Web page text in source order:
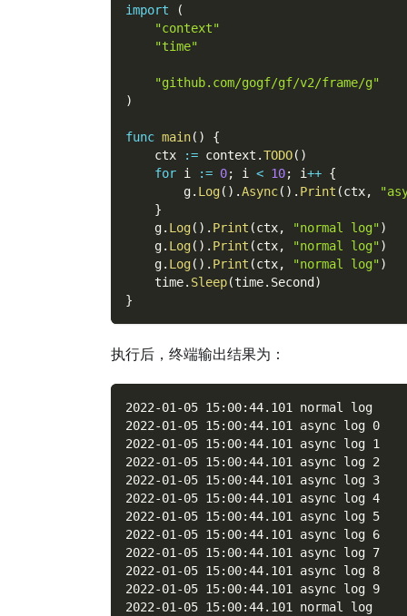
import
(
"context"
"time"
"github.com/gogf/gf/v2/frame/g"
)
func main( )
{
    ctx
:= context .TODO( )
for i := 0; i < 10; i++ {
        g
. Log( ) .Async( ) . Print (ctx,
}
    g
. Log( ) . Print (ctx, "normal log")
    g
. Log( ) . Print (ctx, "normal log")
    g
. Log( ) . Print (ctx, "normal log")
    time
. Sleep(time. Second )
}
执行后，终端输出结果为：
2022-01-05 15:00:44.101 normal log
2022-01-05 15:00:44.101 async log 0
2022-01-05 15:00:44.101 async log 1
2022-01-05 15:00:44.101 async log 2
2022-01-05 15:00:44.101 async log 3
2022-01-05 15:00:44.101 async log 4
2022-01-05 15:00:44.101 async log 5
2022-01-05 15:00:44.101 async log 6
2022-01-05 15:00:44.101 async log 7
2022-01-05 15:00:44.101 async log 8
2022-01-05 15:00:44.101 async log 9
2022-01-05 15:00:44.101 normal log